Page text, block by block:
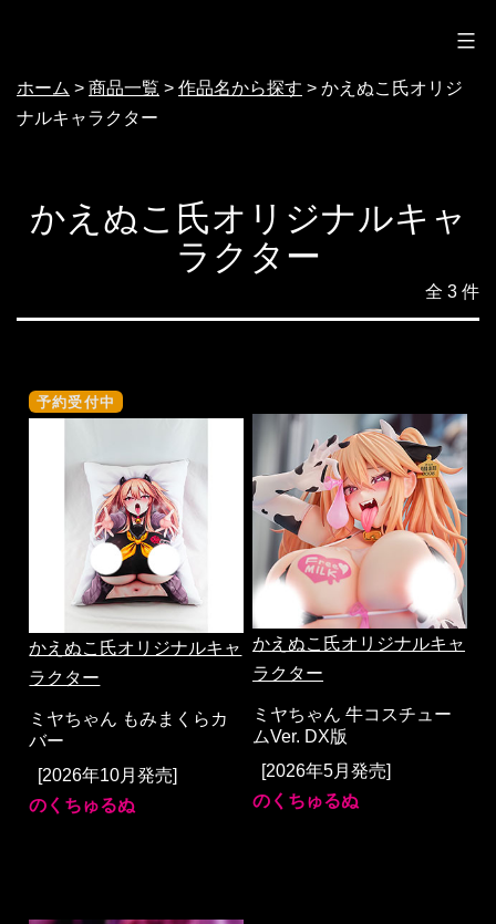
テ
ン
ッ
ホーム > 商品一覧 > 作品名から探す > かえぬこ氏オリジ
ナルキャラクター
かえぬこ氏オリジナルキャ
ラクター
全 3 件
予約受付中
かえぬこ氏オリジナルキャ
ラクター
ミヤちゃん もみまくらカ
バー
[2026年10月発売]
のくちゅるぬ
かえぬこ氏オリジナルキャ
ラクター
ミヤちゃん 牛コスチュー
ムVer. DX版
[2026年5月発売]
のくちゅるぬ